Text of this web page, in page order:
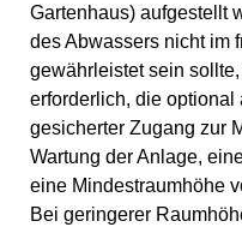
Gartenhaus) aufgestellt
des Abwassers nicht im
gewährleistet sein
erforderlich, die optional
gesicherter Zugang zur
Wartung der Anlage,
eine Mindestraumhöhe
Bei geringerer